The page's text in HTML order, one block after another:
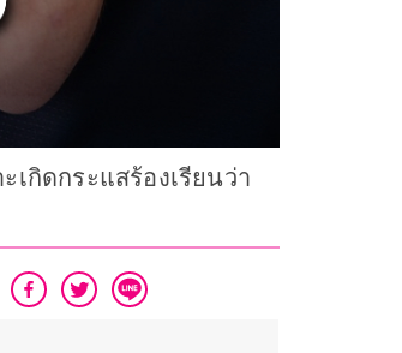
กิดกระแสร้องเรียนว่า